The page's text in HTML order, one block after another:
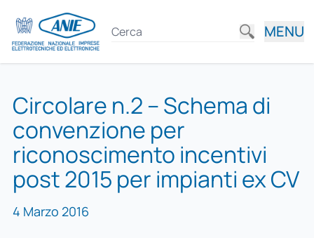
MENU
Circolare n.2 – Schema di
convenzione per
riconoscimento incentivi
post 2015 per impianti ex CV
4 Marzo 2016